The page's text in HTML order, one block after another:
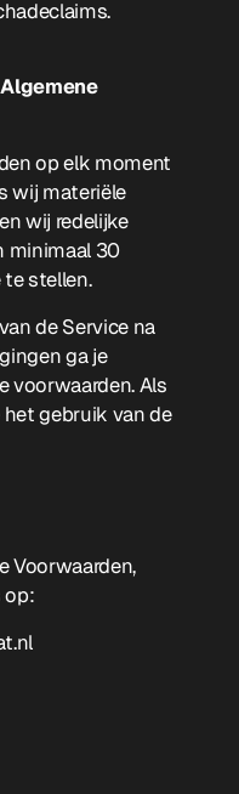
op elk moment
wij materiële
wij redelijke
minimaal 30
stellen.
de Service na
ga je
voorwaarden. Als
het gebruik van de
Voorwaarden,
op: